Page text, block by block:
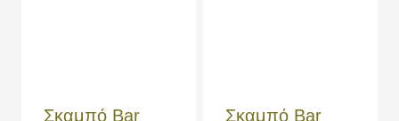
Σκαμπό Bar
Σκαμπό Bar